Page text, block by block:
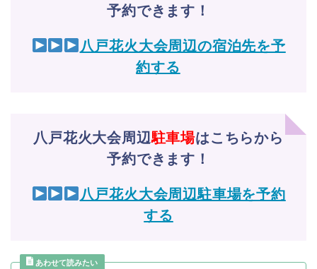
予約できます！
八戸花火大会周辺の宿泊先を予
約する
八戸花火大会周辺駐車場はこちらから
予約できます！
八戸花火大会周辺駐車場を予約
する